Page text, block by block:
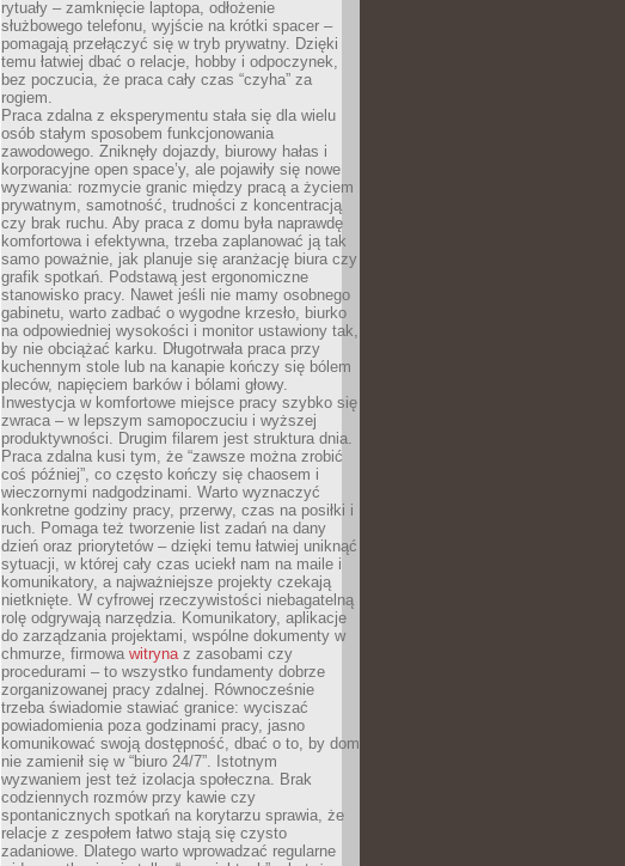
rytuały – zamknięcie laptopa, odłożenie
służbowego telefonu, wyjście na krótki spacer –
pomagają przełączyć się w tryb prywatny. Dzięki
temu łatwiej dbać o relacje, hobby i odpoczynek,
bez poczucia, że praca cały czas “czyha” za
rogiem.
Praca zdalna z eksperymentu stała się dla wielu
osób stałym sposobem funkcjonowania
zawodowego. Zniknęły dojazdy, biurowy hałas i
korporacyjne open space’y, ale pojawiły się nowe
wyzwania: rozmycie granic między pracą a życiem
prywatnym, samotność, trudności z koncentracją
czy brak ruchu. Aby praca z domu była naprawdę
komfortowa i efektywna, trzeba zaplanować ją tak
samo poważnie, jak planuje się aranżację biura czy
grafik spotkań. Podstawą jest ergonomiczne
stanowisko pracy. Nawet jeśli nie mamy osobnego
gabinetu, warto zadbać o wygodne krzesło, biurko
na odpowiedniej wysokości i monitor ustawiony tak,
by nie obciążać karku. Długotrwała praca przy
kuchennym stole lub na kanapie kończy się bólem
pleców, napięciem barków i bólami głowy.
Inwestycja w komfortowe miejsce pracy szybko się
zwraca – w lepszym samopoczuciu i wyższej
produktywności. Drugim filarem jest struktura dnia.
Praca zdalna kusi tym, że “zawsze można zrobić
coś później”, co często kończy się chaosem i
wieczornymi nadgodzinami. Warto wyznaczyć
konkretne godziny pracy, przerwy, czas na posiłki i
ruch. Pomaga też tworzenie list zadań na dany
dzień oraz priorytetów – dzięki temu łatwiej uniknąć
sytuacji, w której cały czas uciekł nam na maile i
komunikatory, a najważniejsze projekty czekają
nietknięte. W cyfrowej rzeczywistości niebagatelną
rolę odgrywają narzędzia. Komunikatory, aplikacje
do zarządzania projektami, wspólne dokumenty w
chmurze, firmowa witrynaz zasobami czy
procedurami – to wszystko fundamenty dobrze
zorganizowanej pracy zdalnej. Równocześnie
trzeba świadomie stawiać granice: wyciszać
powiadomienia poza godzinami pracy, jasno
komunikować swoją dostępność, dbać o to, by dom
nie zamienił się w “biuro 24/7”. Istotnym
wyzwaniem jest też izolacja społeczna. Brak
codziennych rozmów przy kawie czy
spontanicznych spotkań na korytarzu sprawia, że
relacje z zespołem łatwo stają się czysto
zadaniowe. Dlatego warto wprowadzać regularne